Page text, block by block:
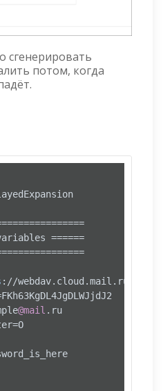
сгенерировать
потом, когда
======
://webdav.cloud.mail.ru/
@mail .ru